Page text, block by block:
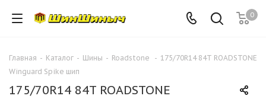
0
Главная - Каталог - Шины - Roadstone - 175/70R14 84T ROADSTONE
Winguard Spike шип
175/70R14 84T ROADSTONE